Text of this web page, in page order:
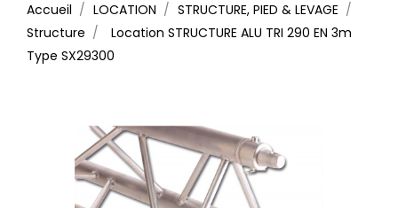
Accueil LOCATION
STRUCTURE, PIED & LEVAGE
Structure
Location STRUCTURE ALU TRI 290 EN 3m
Type SX29300